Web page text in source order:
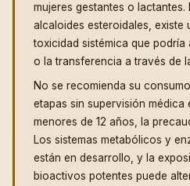
mujeres gestantes o
alcaloides esteroidales, existe
toxicidad sistémica que podría
o la transferencia a través de
No se recomienda su
etapas sin supervisión médica
menores de 12 años, la
Los sistemas metabólicos y
están en desarrollo, y la
bioactivos potentes puede